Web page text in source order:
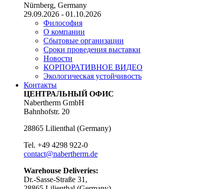
Nürnberg, Germany
29.09.2026 - 01.10.2026
Философия
О компании
Сбытовые организации
Сроки проведения выставки
Новости
КОРПОРАТИВНОЕ ВИДЕО
Экологическая устойчивость
Контакты
ЦЕНТРАЛЬНЫЙ ОФИС
Nabertherm GmbH
Bahnhofstr. 20
28865 Lilienthal (Germany)
Tel. +49 4298 922-0
contact@nabertherm.de
Warehouse Deliveries:
Dr.-Sasse-Straße 31,